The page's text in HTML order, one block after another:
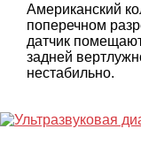
Американский
поперечном
датчик
задней
нестабильно.